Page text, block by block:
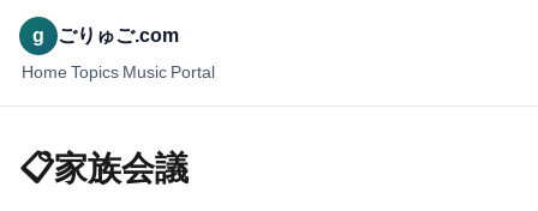
g ごりゅご.com
Home Topics Music Portal
📋家族会議